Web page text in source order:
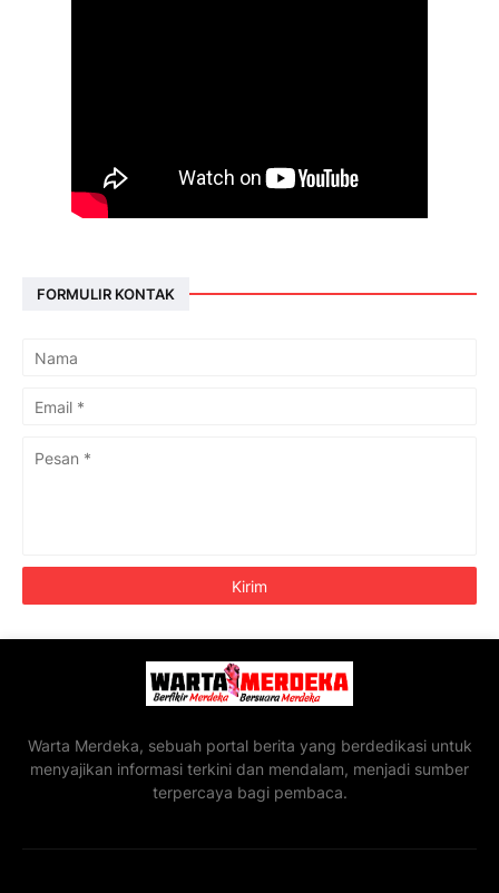
FORMULIR KONTAK
Warta Merdeka, sebuah portal berita yang berdedikasi untuk
menyajikan informasi terkini dan mendalam, menjadi sumber
terpercaya bagi pembaca.